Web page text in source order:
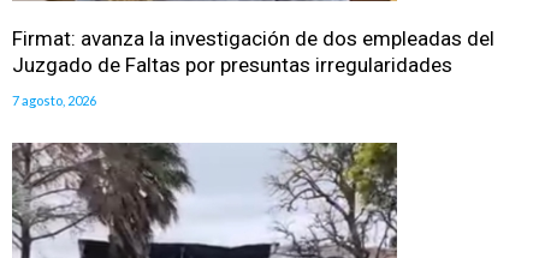
Firmat: avanza la investigación de dos empleadas del
Juzgado de Faltas por presuntas irregularidades
7 agosto, 2026